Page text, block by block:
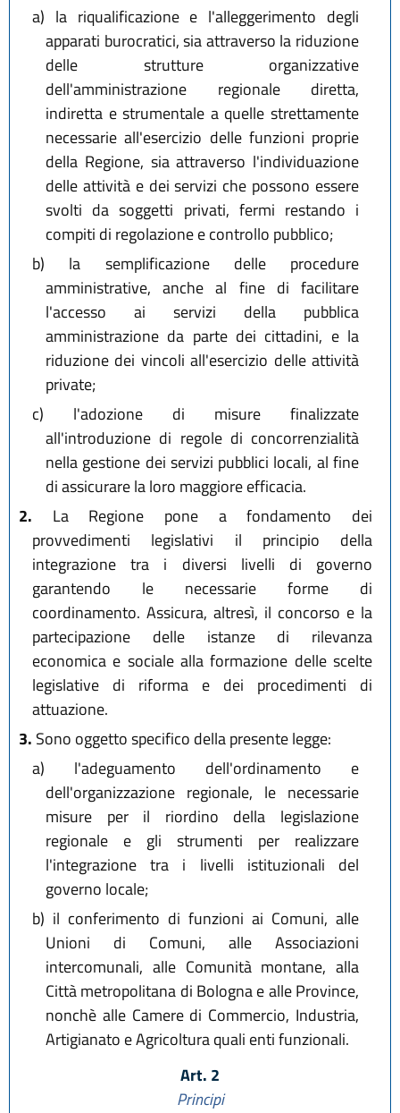
L.R. 27 dicembre 2018, n. 24
L.R. 1 agosto 2019, n. 17
L.R. 6 novembre 2019, n. 23
L.R. 29 maggio 2020, n. 1
L.R. 20 maggio 2021, n. 5
L.R. 13 aprile 2023, n. 3
L.R. 12 luglio 2023, n. 7
L.R. 25 luglio 2025, n. 9
L.R. 28 luglio 2026, n. 9
a) la riqualificazione e l'alleggerimento degli
apparati burocratici, sia attraverso la riduzione
delle strutture organizzative
dell'amministrazione regionale diretta,
indiretta e strumentale a quelle strettamente
necessarie all'esercizio delle funzioni proprie
della Regione, sia attraverso l'individuazione
delle attività e dei servizi che possono essere
svolti da soggetti privati, fermi restando i
compiti di regolazione e controllo pubblico;
b) la semplificazione delle procedure
amministrative, anche al fine di facilitare
l'accesso ai servizi della pubblica
amministrazione da parte dei cittadini, e la
riduzione dei vincoli all'esercizio delle attività
private;
c) l'adozione di misure finalizzate
all'introduzione di regole di concorrenzialità
nella gestione dei servizi pubblici locali, al fine
di assicurare la loro maggiore efficacia.
2. La Regione pone a fondamento dei
provvedimenti legislativi il principio della
integrazione tra i diversi livelli di governo
garantendo le necessarie forme di
coordinamento. Assicura, altresì, il concorso e la
partecipazione delle istanze di rilevanza
economica e sociale alla formazione delle scelte
legislative di riforma e dei procedimenti di
attuazione.
3. Sono oggetto specifico della presente legge:
a) l'adeguamento dell'ordinamento e
dell'organizzazione regionale, le necessarie
misure per il riordino della legislazione
regionale e gli strumenti per realizzare
l'integrazione tra i livelli istituzionali del
governo locale;
b) il conferimento di funzioni ai Comuni, alle
Unioni di Comuni, alle Associazioni
intercomunali, alle Comunità montane, alla
Città metropolitana di Bologna e alle Province,
nonchè alle Camere di Commercio, Industria,
Artigianato e Agricoltura quali enti funzionali.
Art. 2
Principi